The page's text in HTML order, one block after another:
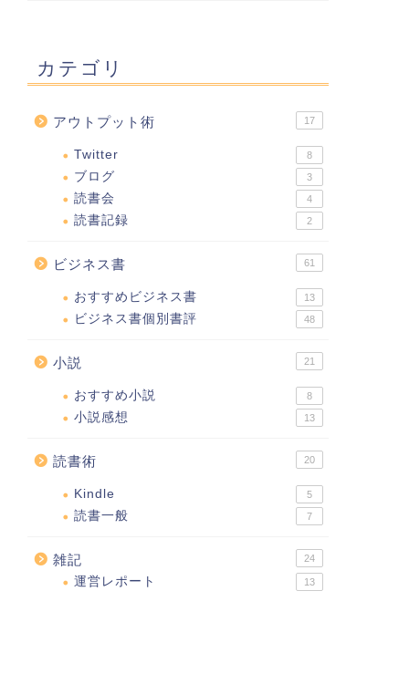
カテゴリ
アウトプット術 17
Twitter 8
ブログ 3
読書会 4
読書記録 2
ビジネス書 61
おすすめビジネス書 13
ビジネス書個別書評 48
小説 21
おすすめ小説 8
小説感想 13
読書術 20
Kindle 5
読書一般 7
雑記 24
運営レポート 13